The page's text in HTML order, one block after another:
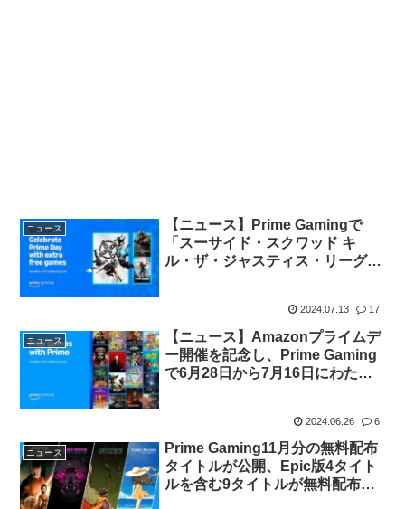
ニュース
【ニュース】Prime Gamingで
「スーサイド・スクワッド キ
ル・ザ・ジャスティス・リーグ」
Celebration」3タイトルが無料配
布予定【Prime会員限定】
2024.07.13 17
ニュース
【ニュース】Amazonプライムデ
ー開催を記念し、Prime Gaming
で6月28日から7月16日にわたり
2024.06.26 6
ニュース
Prime Gaming11月分の無料配布
タイトルが公開、Epic版4タイト
ルを含む9タイトルが無料配布予